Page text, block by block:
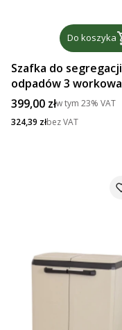
Do koszyka
Szafka do segregacji
odpadów 3 workowa
Cena brutto
399,00 złw tym 23% VAT
Cena netto
324,39 złbez VAT